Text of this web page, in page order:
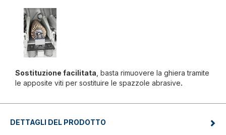
Sostituzione facilitata , basta rimuovere la ghiera tramite
le apposite viti per sostituire le spazzole abrasive.
DETTAGLI DEL PRODOTTO